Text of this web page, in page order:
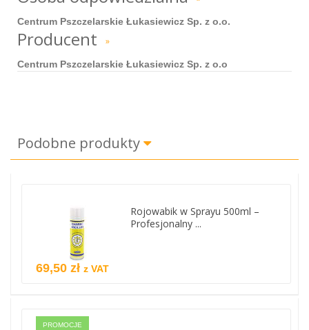
Centrum Pszczelarskie Łukasiewicz Sp. z o.o.
Producent »
Centrum Pszczelarskie Łukasiewicz Sp. z o.o
Podobne produkty
Rojowabik w Sprayu 500ml –
Profesjonalny ...
69,50 zł z VAT
PROMOCJE